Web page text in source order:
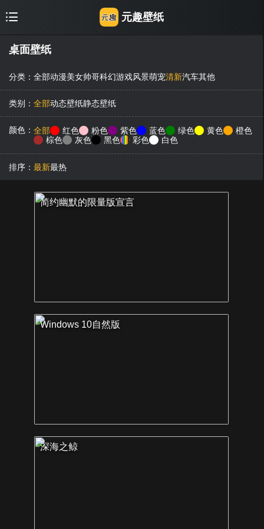
元趣壁纸
桌面壁纸
分类： 全部动漫美女帅哥科幻游戏风景萌宠清新汽车其他
类别： 全部动态壁纸静态壁纸
颜色： 全部 红色 粉色 紫色 蓝色 绿色 黄色
橙色
棕色
灰色 黑色 彩色 白色
排序： 最新最热
简约幽默的限量版宣言
Windows 10自然版
深海之鲸